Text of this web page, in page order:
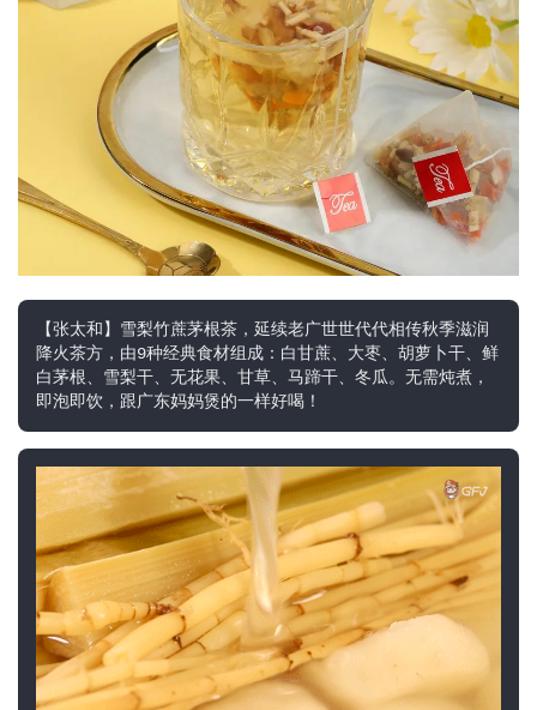
【张太和】雪梨竹蔗茅根茶，延续老广世世代代相传秋季滋润
降火茶方，由9种经典食材组成：白甘蔗、大枣、胡萝卜干、鲜
白茅根、雪梨干、无花果、甘草、马蹄干、冬瓜。无需炖煮，
即泡即饮，跟广东妈妈煲的一样好喝！